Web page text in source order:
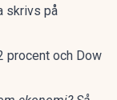
skrivs på
procent och Dow